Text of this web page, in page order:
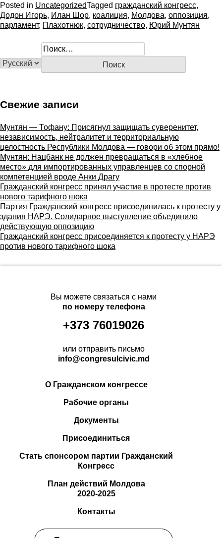
Posted in UncategorizedTagged гражданский конгресс,
Додон Игорь, Илан Шор, коалиция, Молдова, оппозиция,
парламент, Плахотнюк, сотрудничество, Юрий Мунтян
Н
а
Свежие записи
Мунтян — Тофану: Присягнул защищать суверенитет,
независимость, нейтралитет и территориальную
целостность Республики Молдова — говори об этом прямо!
Мунтян: Нацбанк не должен превращаться в «хлебное
место» для импортированных управленцев со спорной
компетенцией вроде Анки Драгу
Гражданский конгресс принял участие в протесте против
нового тарифного шока
Партия Гражданский конгресс присоединилась к протесту у
здания НАРЭ. Солидарное выступление объединило
действующую оппозицию
Гражданский конгресс присоединяется к протесту у НАРЭ
против нового тарифного шока
Вы можете связаться с нами
по номеру телефона
+373 76019026
или отправить письмо
info@congresulcivic.md
О Гражданском конгрессе
Рабочие органы
Документы
Присоединиться
Стать спонсором партии Гражданский
Конгресс
План действий Молдова
2020-2025
Контакты